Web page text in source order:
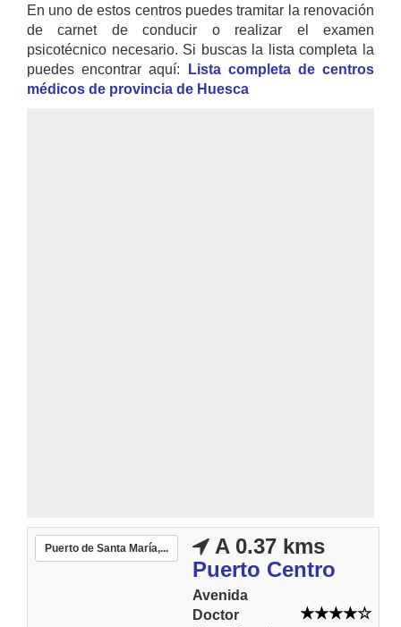
En uno de estos centros puedes tramitar la renovación
de carnet de conducir o realizar el examen
psicotécnico necesario. Si buscas la lista completa la
puedes encontrar aquí:
Lista completa de centros
médicos de provincia de Huesca
Puerto de Santa María,...
A 0.37 kms
Puerto Centro
Avenida
Doctor